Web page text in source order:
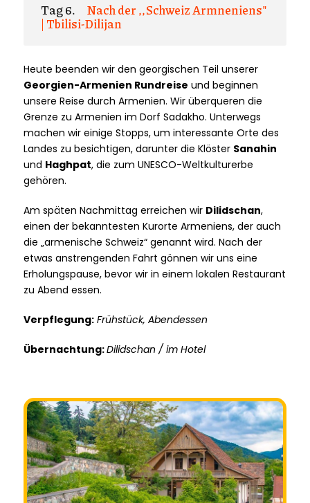
Tag 6.
Nach der ,,Schweiz Armneniens"
| Tbilisi-Dilijan
Heute beenden wir den georgischen Teil unserer
Georgien-Armenien Rundreise und beginnen
unsere Reise durch Armenien. Wir überqueren die
Grenze zu Armenien im Dorf Sadakho. Unterwegs
machen wir einige Stopps, um interessante Orte des
Landes zu besichtigen, darunter die Klöster Sanahin
und Haghpat, die zum UNESCO-Weltkulturerbe
gehören.
Am späten Nachmittag erreichen wir Dilidschan,
einen der bekanntesten Kurorte Armeniens, der auch
die „armenische Schweiz“ genannt wird. Nach der
etwas anstrengenden Fahrt gönnen wir uns eine
Erholungspause, bevor wir in einem lokalen Restaurant
zu Abend essen.
Verpflegung: Frühstück, Abendessen
Übernachtung:Dilidschan / im Hotel